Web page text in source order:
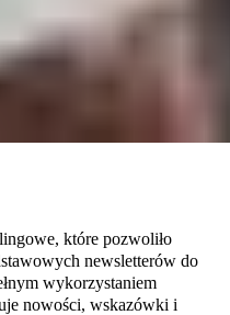
które pozwoliło
newsletterów do
wykorzystaniem
nowości, wskazówki i